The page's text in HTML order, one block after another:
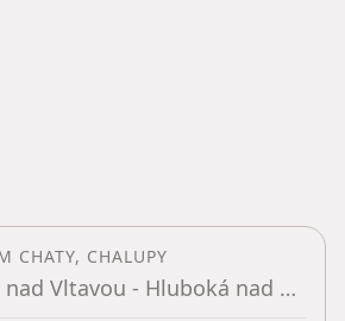
CHATY, CHALUPY
Hluboká nad Vltavou - Hluboká nad Vltavou, Jihočeský kraj